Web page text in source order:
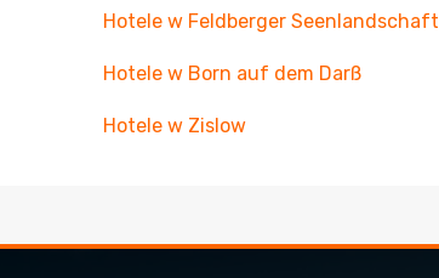
Hotele w Feldberger Seenlandschaft
Hotele w Born auf dem Darß
Hotele w Zislow